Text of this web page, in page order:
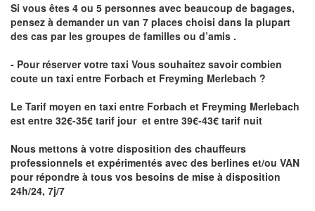
Si vous êtes 4 ou 5 personnes avec beaucoup de bagages,
pensez à demander un van 7 places choisi dans la plupart
des cas par les groupes de familles ou d’amis .
- Pour réserver votre taxi Vous souhaitez savoircombien
coute un taxi entre Forbach et Freyming Merlebach ?
Le Tarif moyen en taxi entre Forbach et Freyming Merlebach
est entre 32€-35€ tarif jour et entre 39€-43€ tarif nuit
Nous mettons à votre disposition des chauffeurs
professionnels et expérimentés avec des berlines et/ou VAN
pour répondre à tous vos besoins de mise à disposition
24h/24, 7j/7